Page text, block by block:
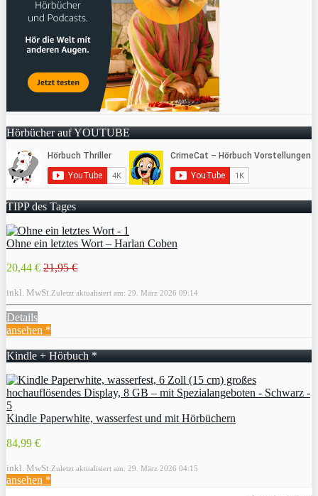
Hörbücher auf YOUTUBE
TIPP des Tages
Ohne ein letztes Wort – Harlan Coben
20,44 € 21,95 €
inkl. MwSt. Zuletzt aktualisiert am: 29. März 2026 09:14
Details
ansehen *
Kindle + Hörbuch *
Kindle Paperwhite, wasserfest und mit Hörbüchern
84,99 €
inkl. MwSt. Zuletzt aktualisiert am: 29. März 2026 04:15
ansehen *